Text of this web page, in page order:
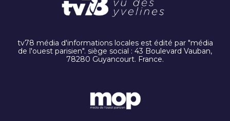
tv78 média d'informations locales est édité par "média
de l'ouest parisien". siège social : 43 Boulevard Vauban,
78280 Guyancourt. France.